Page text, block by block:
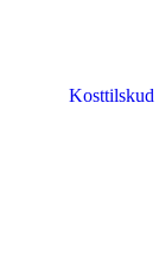
Kosttilskud